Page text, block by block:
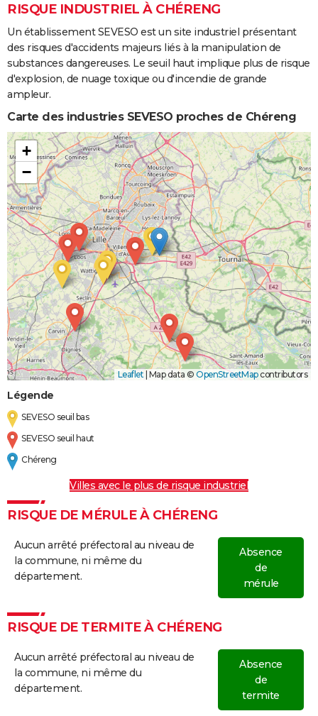
RISQUE INDUSTRIEL À CHÉRENG
Un établissement SEVESO est un site industriel présentant
des risques d'accidents majeurs liés à la manipulation de
substances dangereuses. Le seuil haut implique plus de risque
d'explosion, de nuage toxique ou d'incendie de grande
ampleur.
Carte des industries SEVESO proches de Chéreng
+
−
Leaflet Map data © OpenStreetMapcontributors
Légende
SEVESO seuil bas
SEVESO seuil haut
Chéreng
Villes avec le plus de risque industriel
RISQUE DE MÉRULE À CHÉRENG
Aucun arrêté préfectoral au niveau de
la commune, ni même du
département.
Absence
de
mérule
RISQUE DE TERMITE À CHÉRENG
Aucun arrêté préfectoral au niveau de
la commune, ni même du
département.
Absence
de
termite